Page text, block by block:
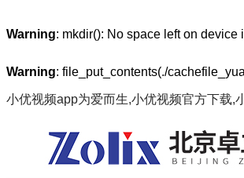
Warning: mkdir(): No space left on device
Warning: file_put_contents(./
小优视频app为爱而生,小优视频官方下载,